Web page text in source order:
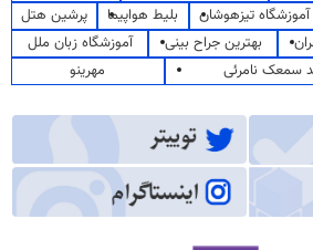
آموزشگاه تیزهوشان بلیط هواپیما
پرشین هتل
بهترین جراح بینی
آموزشگاه زبان ملل
سمعک نامرئی
مهرینو